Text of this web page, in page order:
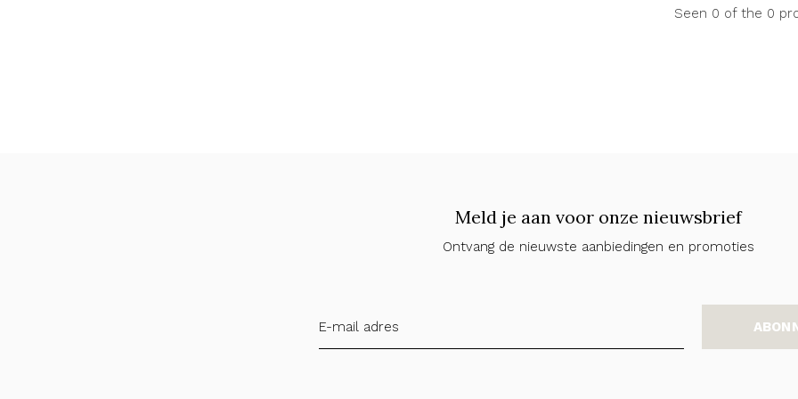
Seen 0 of the 0
Meld je aan voor onze nieuwsbrief
Ontvang de nieuwste aanbiedingen en promoties